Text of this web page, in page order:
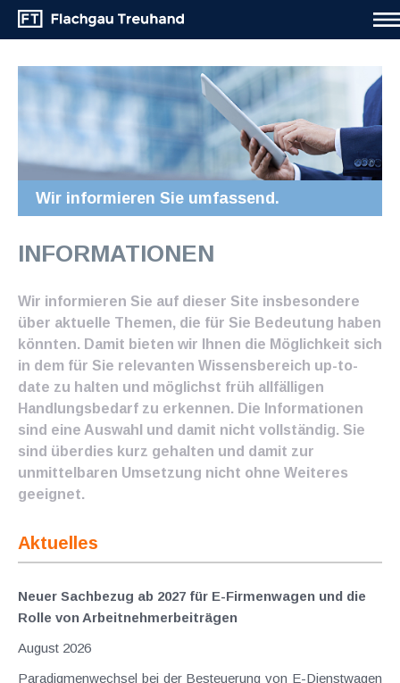
Wir informieren Sie umfassend.
INFORMATIONEN
Wir informieren Sie auf dieser Site insbesondere
über aktuelle Themen, die für Sie Bedeutung haben
könnten. Damit bieten wir Ihnen die Möglichkeit sich
in dem für Sie relevanten Wissensbereich up-to-
date zu halten und möglichst früh allfälligen
Handlungsbedarf zu erkennen. Die Informationen
sind eine Auswahl und damit nicht vollständig. Sie
sind überdies kurz gehalten und damit zur
unmittelbaren Umsetzung nicht ohne Weiteres
geeignet.
Aktuelles
Neuer Sachbezug ab 2027 für E-Firmenwagen und die
Rolle von Arbeitnehmer​­beiträgen
August 2026
Paradigmenwechsel bei der Besteuerung von E-Dienstwagen